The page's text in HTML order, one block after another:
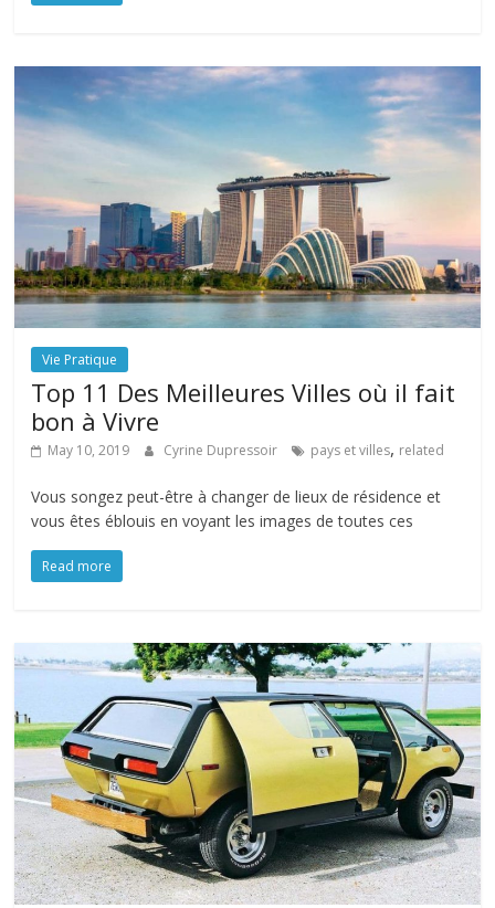
Vie Pratique
Top 11 Des Meilleures Villes où il fait
bon à Vivre
May 10, 2019 Cyrine Dupressoir pays et villes, related
Vous songez peut-être à changer de lieux de résidence et
vous êtes éblouis en voyant les images de toutes ces
Read more